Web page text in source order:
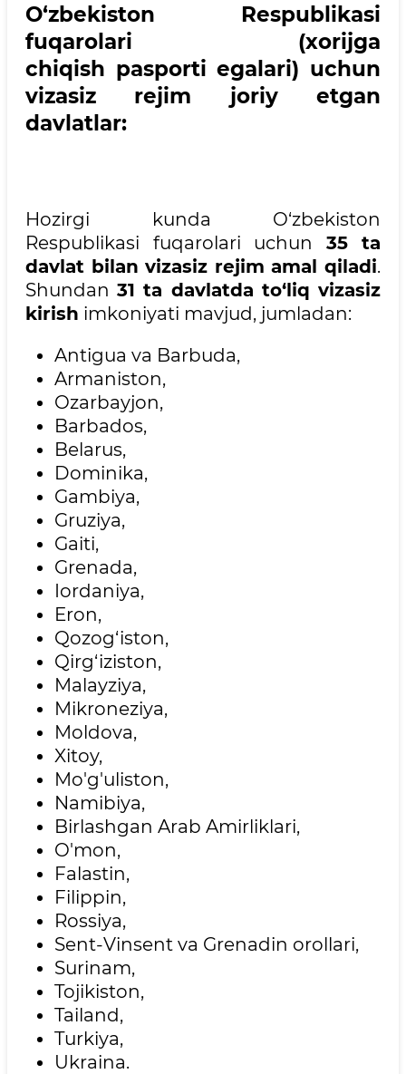
O‘zbekiston Respublikasi
fuqarolari (xorijga
chiqish pasporti egalari) uchun
vizasiz rejim joriy etgan
davlatlar:
Hozirgi kunda O‘zbekiston
Respublikasi fuqarolari uchun 35 ta
davlat bilan vizasiz rejim amal qiladi.
Shundan31 ta davlatda to‘liq vizasiz
kirish imkoniyati mavjud, jumladan:
Antigua va Barbuda,
Armaniston,
Ozarbayjon,
Barbados,
Belarus,
Dominika,
Gambiya,
Gruziya,
Gaiti,
Grenada,
Iordaniya,
Eron,
Qozog‘iston,
Qirg‘iziston,
Malayziya,
Mikroneziya,
Moldova,
Xitoy,
Mo'g'uliston,
Namibiya,
Birlashgan Arab Amirliklari,
O'mon,
Falastin,
Filippin,
Rossiya,
Sent-Vinsent va Grenadin orollari,
Surinam,
Tojikiston,
Tailand,
Turkiya,
Ukraina.